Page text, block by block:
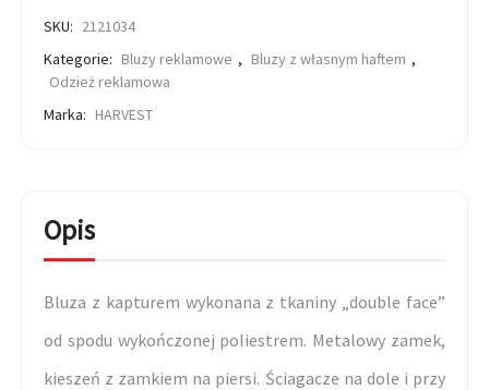
SKU: 2121034
Kategorie: Bluzy reklamowe , Bluzy z własnym haftem ,
Odzież reklamowa
Marka: HARVEST
Opis
Bluza z kapturem wykonana z tkaniny „double face”
od spodu wykończonej poliestrem. Metalowy zamek,
kieszeń z zamkiem na piersi. Ściagacze na dole i przy